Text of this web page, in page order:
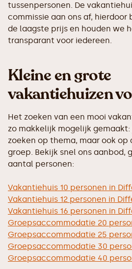
tussenpersonen. De
commissie aan ons af, hierdoor
de laagste prijs en houden we
transparant voor iedereen.
Kleine en grote
vakantiehuizen
Het zoeken van een mooi
zo makkelijk mogelijk
zoeken op thema, maar ook
groep. Bekijk snel ons aanbod,
aantal personen:
Vakantiehuis 10 personen in
Vakantiehuis 12 personen in
Vakantiehuis 16 personen in
Groepsaccommodatie 20
Groepsaccommodatie 25
Groepsaccommodatie 30
Groepsaccommodatie 40